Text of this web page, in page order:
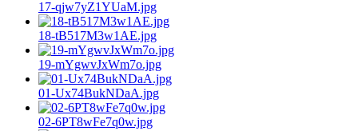
17-qjw7yZ1YUaM.jpg
18-tB517M3w1AE.jpg
19-mYgwvJxWm7o.jpg
01-Ux74BukNDaA.jpg
02-6PT8wFe7q0w.jpg